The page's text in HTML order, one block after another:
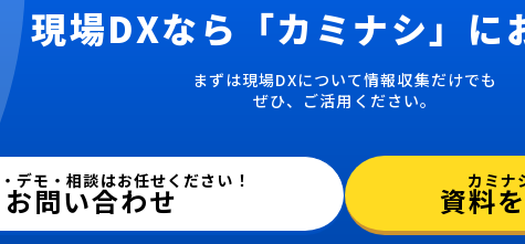
現場DXなら 「カミナシ」に
まずは現場DXについて情報収集だけでも
ぜひ、ご活用ください。
デモ・相談はお任せください！
お問い合わせ
カミナ
資料